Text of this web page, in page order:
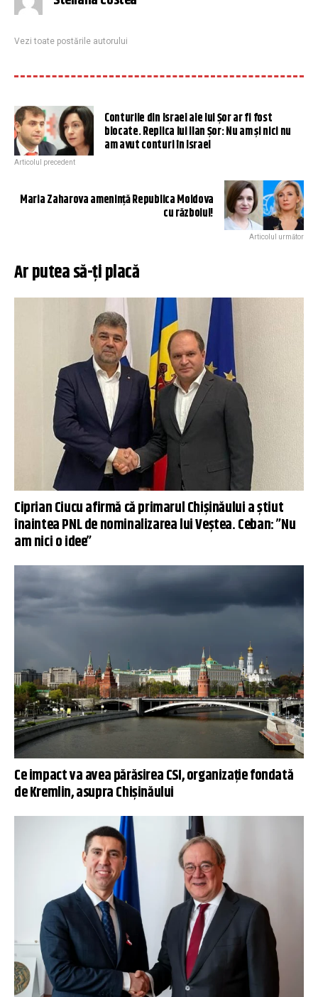
Vezi toate postările autorului
Conturile din Israel ale lui Șor ar fi fost
blocate. Replica lui Ilan Șor: Nu am și nici nu
am avut conturi în Israel
Articolul precedent
Maria Zaharova amenință Republica Moldova
cu războiul!
Articolul următor
Ar putea să-ți placă
Ciprian Ciucu afirmă că primarul Chişinăului a știut
înaintea PNL de nominalizarea lui Veștea. Ceban: ”Nu
am nici o idee”
Ce impact va avea părăsirea CSI, organizație fondată
de Kremlin, asupra Chișinăului